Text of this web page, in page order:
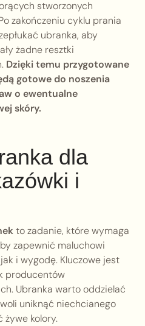
stworzonych
zakończeniu cyklu prania
ubranka, aby
żadne resztki
Dzięki temu przygotowane
gotowe do noszenia
o ewentualne
skóry.
dla
i
to zadanie, które wymaga
zapewnić maluchowi
i wygodę. Kluczowe jest
producentów
Ubranka warto oddzielać
uniknąć niechcianego
żywe kolory.